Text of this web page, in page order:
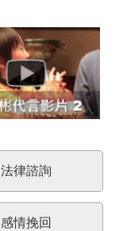
法律諮詢
感情挽回